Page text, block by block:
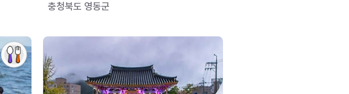
충청북도 영동군